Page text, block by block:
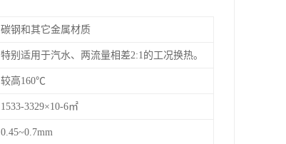
碳钢和其它金属材质
特别适用于汽水、两流量相差2:1的工况换热。
较高160℃
1533-3329×10-6㎡
0.45~0.7mm